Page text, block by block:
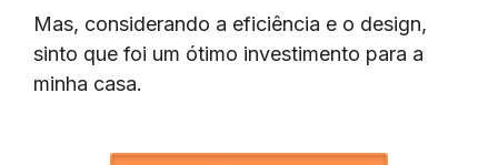
Mas, considerando a eficiência e o design,
sinto que foi um ótimo investimento para a
minha casa.